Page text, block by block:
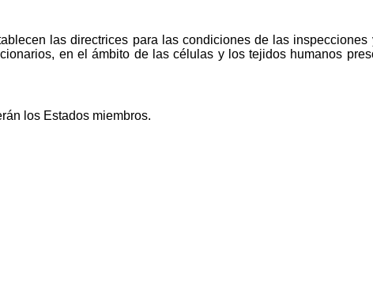
las directrices para las condiciones de las inspecciones
en el ámbito de las células y los tejidos humanos
los Estados miembros.